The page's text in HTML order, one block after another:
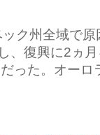
ク州全域で原
、復興に2ヵ
った。オーロ